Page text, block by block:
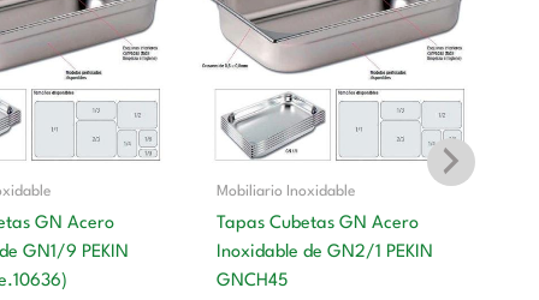
GN Acero
GN1/9 PEKIN
Mobiliario Inoxidable
Tapas Cubetas GN Acero
Inoxidable de GN2/1 PEKIN
GNCH45
era:
49,00 €.30,00 €.